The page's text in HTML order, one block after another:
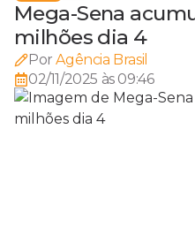
Mega-Sena
milhões dia 4
Por Agência Brasil
02/11/2025 às 09:46